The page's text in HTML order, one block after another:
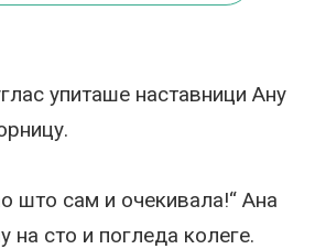
упиташе наставници Ану
што сам и очекивала!“ Ана
на сто и погледа колеге.